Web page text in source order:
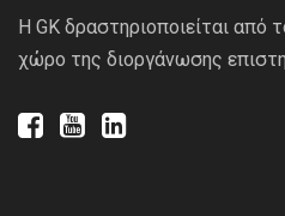
Η GK δραστηριοποιείται από
χώρο της διοργάνωσης